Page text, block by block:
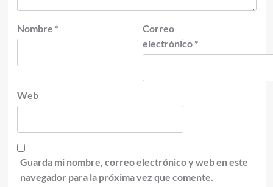
Nombre *
Correo
electrónico *
Web
Guarda mi nombre, correo electrónico y web en este
navegador para la próxima vez que comente.